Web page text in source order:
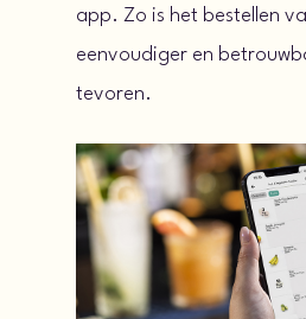
app. Zo is het bestellen
eenvoudiger en
tevoren.